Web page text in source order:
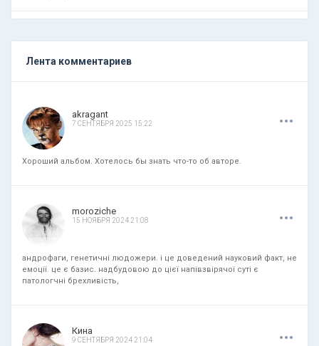
Лента комментариев
akragant
7 СЕНТЯБРЯ 2025 15:22 ...
Хороший альбом. Хотелось бы знать что-то об авторе.
moroziche
15 НОЯБРЯ 2024 21:08 ...
андрофаги, генетичні людожери. і це доведений науковий факт, не
емоції. це є базис. надбудовою до цієї напівзвірячої суті є
патологчні брехливість,
Кина
9 СЕНТЯБРЯ 2024 21:04 ...